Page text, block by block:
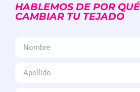
HABLEMOS DE POR
CAMBIAR TU TEJADO